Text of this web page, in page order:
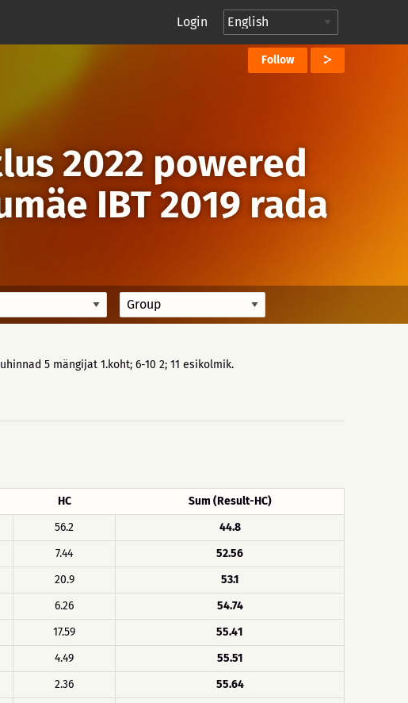
Login
Follow
2022 powered
IBT 2019 rada
5 mängijat 1.koht; 6-10 2; 11 esikolmik.
HC
Sum (Result-HC)
56.2
44.8
7.44
52.56
20.9
53.1
6.26
54.74
17.59
55.41
4.49
55.51
2.36
55.64